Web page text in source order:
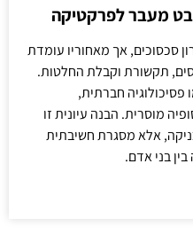
מעבר לפרקטיקה
סכסוכים, אך מאחוריו עומדת
תקשורת וקבלת החלטות.
פסיכולוגיה חברתית,
מוסרית. הבנה עיונית זו
אלא מסגרת חשיבתית
בני אדם.